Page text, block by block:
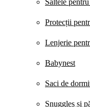
Saltele
Protecții
Lenjerie
Babynest
Saci de
Snuggles și